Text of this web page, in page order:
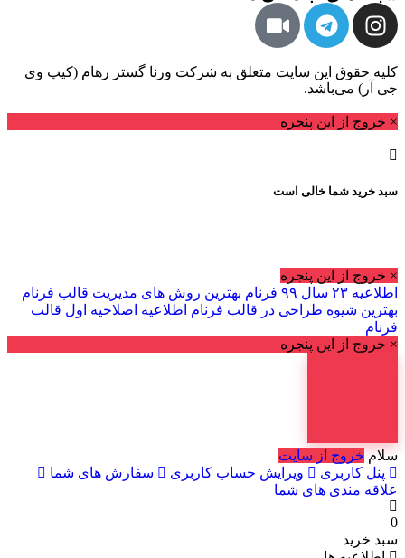
کلیه حقوق این سایت متعلق به شرکت ورنا گستر رهام (کیپ وی
جی آر) می‌باشد.
× خروج از این پنجره
سبد خرید شما خالی است
× خروج از این پنجره
اطلاعیه ۲۳ سال ۹۹ فرنام
بهترین روش های مدیریت قالب فرنام
بهترین شیوه طراحی در قالب فرنام اطلاعیه اصلاحیه اول قالب
فرنام
× خروج از این پنجره
سلام خروج از سایت
پنل کاربری
ویرایش حساب کاربری
سفارش های شما
علاقه مندی های شما
0
سبد خرید